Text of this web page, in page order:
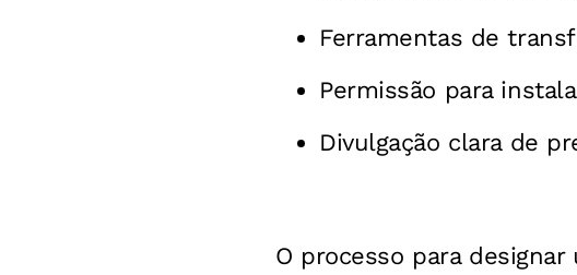
Ferramentas de
Permissão para
Divulgação clara de
O processo para